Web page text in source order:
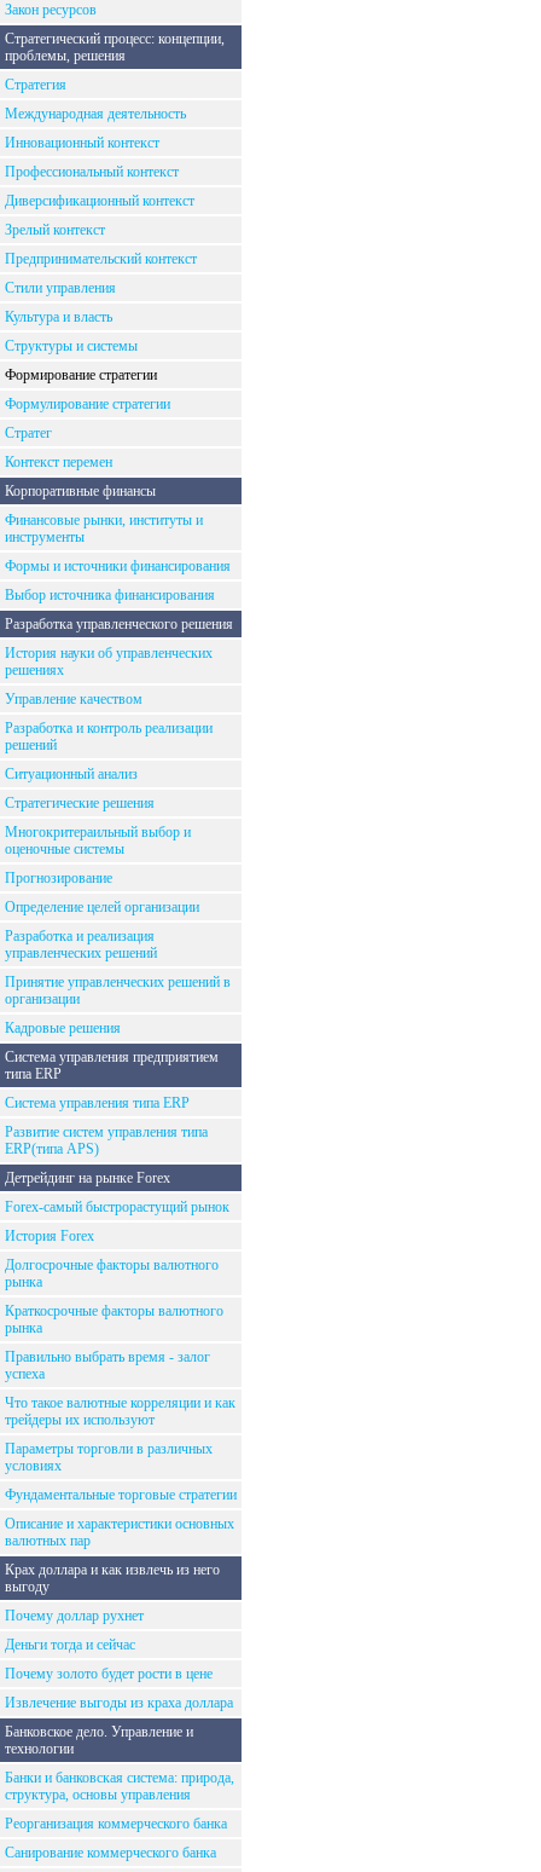
Закон ресурсов
Стратегический процесс: концепции,
проблемы, решения
Стратегия
Международная деятельность
Инновационный контекст
Профессиональный контекст
Диверсификационный контекст
Зрелый контекст
Предпринимательский контекст
Стили управления
Культура и власть
Структуры и системы
Формирование стратегии
Формулирование стратегии
Стратег
Контекст перемен
Корпоративные финансы
Финансовые рынки, институты и
инструменты
Формы и источники финансирования
Выбор источника финансирования
Разработка управленческого решения
История науки об управленческих
решениях
Управление качеством
Разработка и контроль реализации
решений
Ситуационный анализ
Стратегические решения
Многокритераильный выбор и
оценочные системы
Прогнозирование
Определение целей организации
Разработка и реализация
управленческих решений
Принятие управленческих решений в
организации
Кадровые решения
Система управления предприятием
типа ERP
Система управления типа ERP
Развитие систем управления типа
ERP(типа APS)
Детрейдинг на рынке Forex
Forex-самый быстрорастущий рынок
История Forex
Долгосрочные факторы валютного
рынка
Краткосрочные факторы валютного
рынка
Правильно выбрать время - залог
успеха
Что такое валютные корреляции и как
трейдеры их используют
Параметры торговли в различных
условиях
Фундаментальные торговые стратегии
Описание и характеристики основных
валютных пар
Крах доллара и как извлечь из него
выгоду
Почему доллар рухнет
Деньги тогда и сейчас
Почему золото будет рости в цене
Извлечение выгоды из краха доллара
Банковское дело. Управление и
технологии
Банки и банковская система: природа,
структура, основы управления
Реорганизация коммерческого банка
Санирование коммерческого банка